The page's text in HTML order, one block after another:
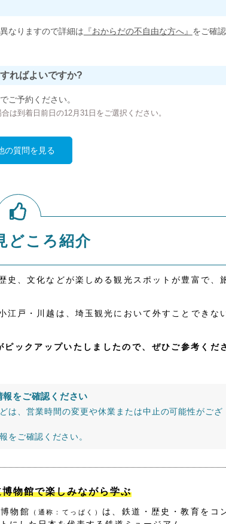
なりますので詳細は 『おからだの不自由な方へ』 をご確
ればよいですか?
ご予約ください。
は到着日前日の12月31日をご選択ください。
の質問を見る
どころ紹介
史、文化などが楽しめる観光スポットが豊富で、
江戸・川越は、埼玉観光において外すことできな
ックアップいたしましたので、ぜひご参考くだ
報をご確認ください
は、営業時間の変更や休業または中止の可能性がござ
をご確認ください。
博物館で楽しみながら学ぶ
物館 （通称：てっぱく） は、鉄道・歴史・教育をコ